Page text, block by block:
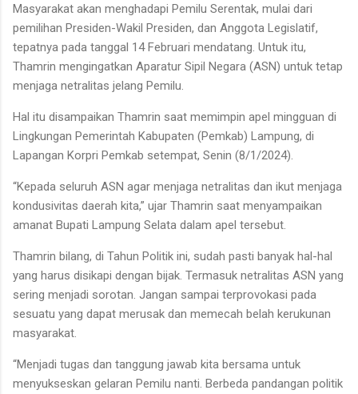
Masyarakat akan menghadapi Pemilu Serentak, mulai dari
pemilihan Presiden-Wakil Presiden, dan Anggota Legislatif,
tepatnya pada tanggal 14 Februari mendatang. Untuk itu,
Thamrin mengingatkan Aparatur Sipil Negara (ASN) untuk tetap
menjaga netralitas jelang Pemilu.
Hal itu disampaikan Thamrin saat memimpin apel mingguan di
Lingkungan Pemerintah Kabupaten (Pemkab) Lampung, di
Lapangan Korpri Pemkab setempat, Senin (8/1/2024).
“Kepada seluruh ASN agar menjaga netralitas dan ikut menjaga
kondusivitas daerah kita,” ujar Thamrin saat menyampaikan
amanat Bupati Lampung Selata dalam apel tersebut.
Thamrin bilang, di Tahun Politik ini, sudah pasti banyak hal-hal
yang harus disikapi dengan bijak. Termasuk netralitas ASN yang
sering menjadi sorotan. Jangan sampai terprovokasi pada
sesuatu yang dapat merusak dan memecah belah kerukunan
masyarakat.
“Menjadi tugas dan tanggung jawab kita bersama untuk
menyukseskan gelaran Pemilu nanti. Berbeda pandangan politik